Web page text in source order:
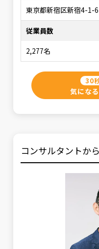
東京都新宿区新宿4-1-
従業員数
2,277名
30
気にな
コンサルタントか